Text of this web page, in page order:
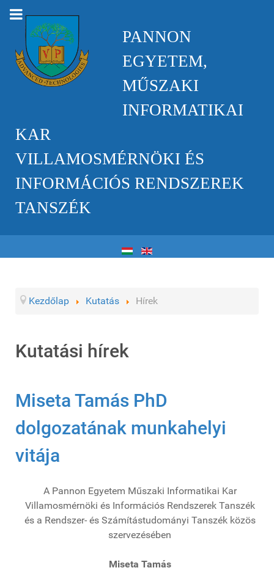
PANNON
EGYETEM,
MŰSZAKI
INFORMATIKAI
KAR
VILLAMOSMÉRNÖKI ÉS
INFORMÁCIÓS RENDSZEREK
TANSZÉK
Kezdőlap Kutatás Hírek
Kutatási hírek
Miseta Tamás PhD
dolgozatának munkahelyi
vitája
A Pannon Egyetem Műszaki Informatikai Kar
Villamosmérnöki és Információs Rendszerek Tanszék
és a Rendszer- és Számítástudományi Tanszék közös
szervezésében
Miseta Tamás